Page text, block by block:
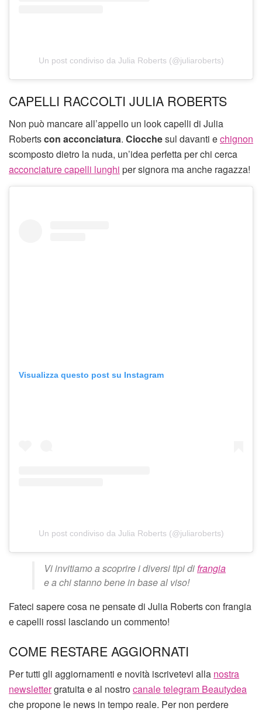
Un post condiviso da Julia Roberts (@juliaroberts)
CAPELLI RACCOLTI JULIA ROBERTS
Non può mancare all’appello un look capelli di Julia
Robertscon acconciatura. Ciocchesul davanti echignon
scomposto dietro la nuda, un’idea perfetta per chi cerca
acconciature capelli lunghi per signora ma anche ragazza!
Visualizza questo post su Instagram
Un post condiviso da Julia Roberts (@juliaroberts)
Vi invitiamo a scoprire i diversi tipi difrangia
e a chi stanno bene in base al viso!
Fateci sapere cosa ne pensate di Julia Roberts con frangia
e capelli rossi lasciando un commento!
COME RESTARE AGGIORNATI
Per tutti gli aggiornamenti e novità iscrivetevi alla nostra
newslettergratuita e al nostrocanale telegram Beautydea
che propone le news in tempo reale. Per non perdere